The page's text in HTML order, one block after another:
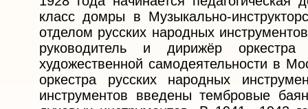
класс домры в Музыкально-
отделом русских народных
руководитель и дирижёр
художественной самодеятельности в
оркестра русских народных
инструментов введены тембровые